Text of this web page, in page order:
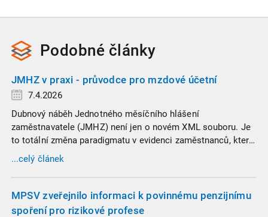
Podobné články
JMHZ v praxi - průvodce pro mzdové účetní
7.4.2026
Dubnový náběh Jednotného měsíčního hlášení
zaměstnavatele (JMHZ) není jen o novém XML souboru. Je
to totální změna paradigmatu v evidenci zaměstnanců, která
propojuje sociální správu, finanční úřady a úřady práce do
jednoho nekompromisního celku
...celý článek
MPSV zveřejnilo informaci k povinnému penzijnímu
spoření pro rizikové profese